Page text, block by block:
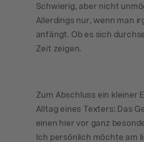
Schwierig, aber nicht
Allerdings nur, wenn man
anfängt. Ob es sich
Zeit zeigen.
Zum Abschluss ein kleiner
Alltag eines Texters: Das
einen hier vor ganz
Ich persönlich möchte am